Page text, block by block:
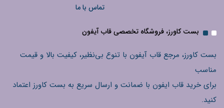
تماس با ما
بست کاورز، فروشگاه تخصصی قاب آیفون
بست کاورز، مرجع قاب آیفون با تنوع بی‌نظیر، کیفیت بالا و قیمت
مناسب
برای خرید قاب ایفون با ضمانت و ارسال سریع به بست کاورز اعتماد
کنید.